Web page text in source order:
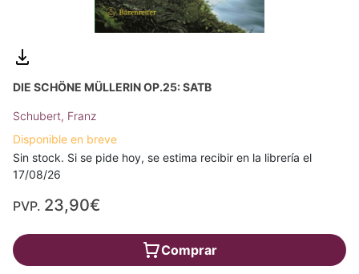
DIE SCHÖNE MÜLLERIN OP.25: SATB
Schubert, Franz
Disponible en breve
Sin stock. Si se pide hoy, se estima recibir en la librería el
17/08/26
PVP. 23,90€
Comprar